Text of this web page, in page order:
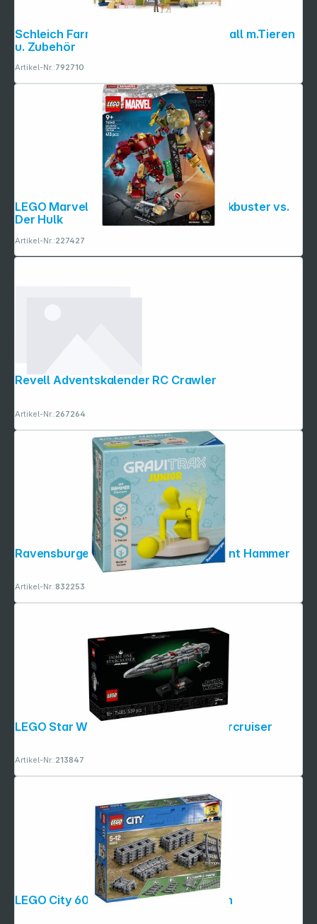
Schleich Farm World 42605 Großer Stall m.Tieren
u. Zubehör
Artikel-Nr.:792710
LEGO Marvel Super Heroes 76343 Hulkbuster vs.
Der Hulk
Artikel-Nr.:227427
Revell Adventskalender RC Crawler
Artikel-Nr.:267264
Ravensburger GraviTrax Junior Element Hammer
Artikel-Nr.:832253
LEGO Star Wars 75405 Home One Starcruiser
Artikel-Nr.:213847
LEGO City 60205 Schienen und Kurven